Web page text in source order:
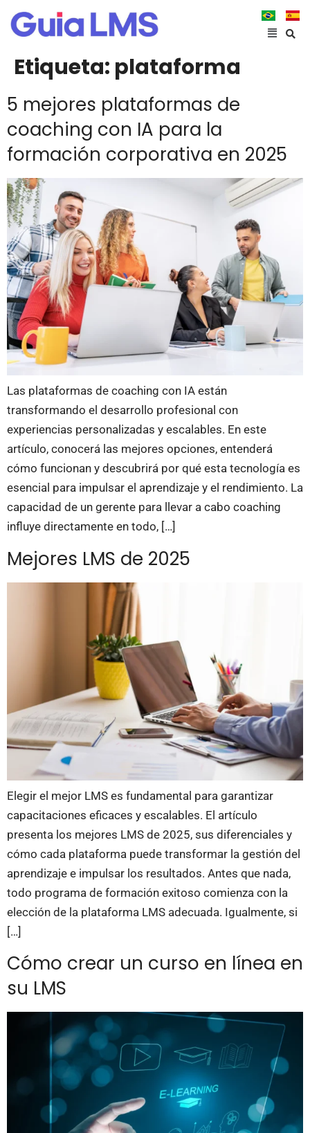
Etiqueta: plataforma
5 mejores plataformas de
coaching con IA para la
formación corporativa en 2025
Las plataformas de coaching con IA están
transformando el desarrollo profesional con
experiencias personalizadas y escalables. En este
artículo, conocerá las mejores opciones, entenderá
cómo funcionan y descubrirá por qué esta tecnología es
esencial para impulsar el aprendizaje y el rendimiento. La
capacidad de un gerente para llevar a cabo coaching
influye directamente en todo, […]
Mejores LMS de 2025
Elegir el mejor LMS es fundamental para garantizar
capacitaciones eficaces y escalables. El artículo
presenta los mejores LMS de 2025, sus diferenciales y
cómo cada plataforma puede transformar la gestión del
aprendizaje e impulsar los resultados. Antes que nada,
todo programa de formación exitoso comienza con la
elección de la plataforma LMS adecuada. Igualmente, si
[…]
Cómo crear un curso en línea en
su LMS